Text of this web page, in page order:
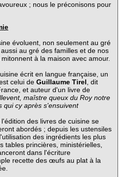
; nous le préconisons pour
évoluent, non seulement au gré
au gré des familles et de nos
à la maison avec amour.
écrit en langue française, un
celui de Guillaume Tirel, dit
et auteur d'un livre de
maîstre queux du Roy notre
qui cy après s'ensuivent
des livres de cuisine se
abordés ; depuis les ustensiles
des ingrédients les plus
tables princières, ministérielles,
dans l'écriture
recette des œufs au plat à la